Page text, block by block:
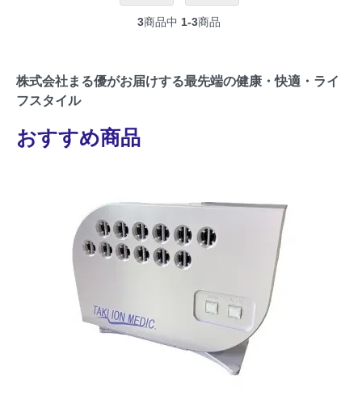
3商品中 1-3商品
株式会社まる優がお届けする最先端の健康・快適・ライ
フスタイル
おすすめ商品